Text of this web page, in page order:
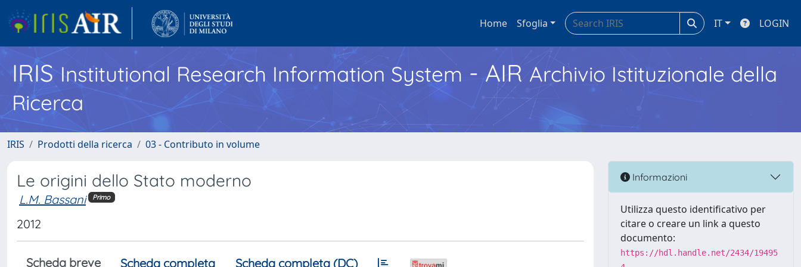
Home Sfoglia IT LOGIN
IRISInstitutional Research Information System - AIR Archivio Istituzionale della
Ricerca
IRIS Prodotti della ricerca 03 - Contributo in volume
Le origini dello Stato moderno
L.M. Bassani Primo
2012
Scheda breve Scheda completa Scheda completa (DC)
Informazioni
Utilizza questo identificativo per
citare o creare un link a questo
documento:
https://hdl.handle.net/2434/19495